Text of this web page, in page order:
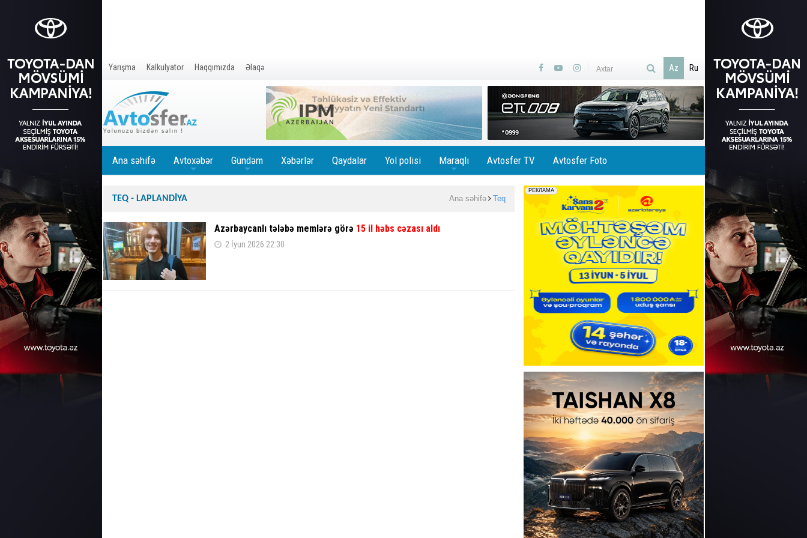
Yarışma Kalkulyator Haqqımızda Əlaqə Az Ru
Ana səhifə Avtoxəbər Gündəm Xəbərlər Qaydalar Yol polisi Maraqlı Avtosfer TV Avtosfer Foto
TEQ - LAPLANDİYA Ana səhifə Teq
Azərbaycanlı tələbə memlərə görə 15 il həbs cəzası aldı
2 İyun 2026 22:30